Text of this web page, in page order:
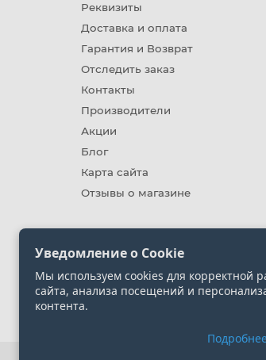
Реквизиты
Доставка и оплата
Гарантия и Возврат
Отследить заказ
Контакты
Производители
Акции
Блог
Карта сайта
Отзывы о магазине
Информация на сайте носит
представленных на сайте.
Уведомление о Cookie
Мы используем cookies для корректной
сайта, анализа посещений и
контента.